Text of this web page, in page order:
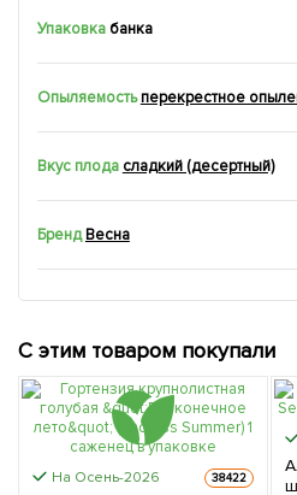
Упаковка банка
Опыляемостьперекрестное
Вкус плода сладкий (десертный)
Бренд Весна
С этим товаром покупали
На Осень-2026 38422